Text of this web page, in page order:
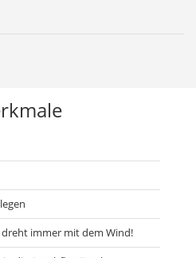
dreht immer mit dem Wind!